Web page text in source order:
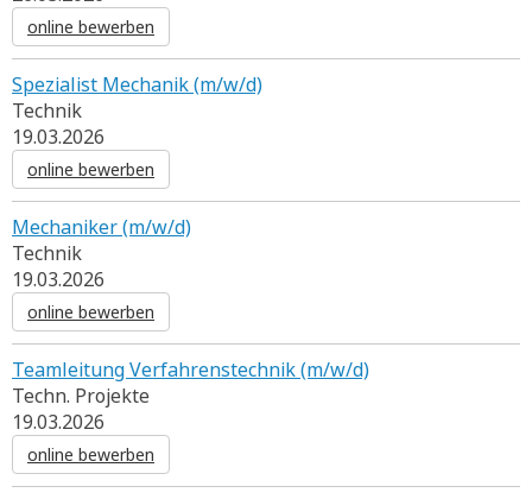
online bewerben
Spezialist Mechanik (m/w/d)
Technik
19.03.2026
online bewerben
Mechaniker (m/w/d)
Technik
19.03.2026
online bewerben
Teamleitung Verfahrenstechnik (m/w/d)
Techn. Projekte
19.03.2026
online bewerben